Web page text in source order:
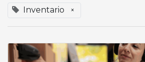
Inventario ×